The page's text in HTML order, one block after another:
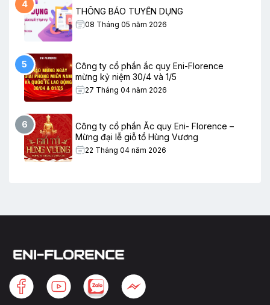
4
THÔNG BÁO TUYỂN DỤNG
08 Tháng 05 năm 2026
5
Công ty cổ phần ắc quy Eni-Florence
mừng kỷ niệm 30/4 và 1/5
27 Tháng 04 năm 2026
6
Công ty cổ phần Ắc quy Eni- Florence –
Mừng đại lễ giỗ tổ Hùng Vương
22 Tháng 04 năm 2026